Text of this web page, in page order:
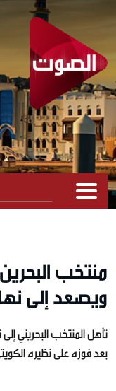
منتخب
ويصعد إلى
بعد فوزه على نظيره